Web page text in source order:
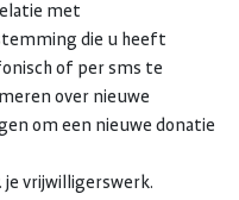
met
die u heeft
of per sms te
over nieuwe
om een nieuwe donatie
vrijwilligerswerk.